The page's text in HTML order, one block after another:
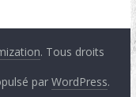
. Tous droits
parWordPress.